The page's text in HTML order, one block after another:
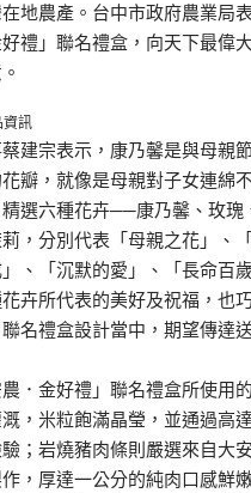
地農產。台中市政府農業局
禮」聯名禮盒，向天下最偉
資訊
建宗表示，康乃馨是與母親
瓣，就像是母親對子女連綿
選六種花卉──康乃馨、玫瑰
，分別代表「母親之花」、
、「沉默的愛」、「長命百
卉所代表的美好及祝福，也
聯名禮盒設計當中，期望傳達
．金好禮」聯名禮盒所使用
，米粒飽滿晶瑩，並通過高
；岩燒豬肉條則嚴選來自大
，厚達一公分的純肉口感鮮